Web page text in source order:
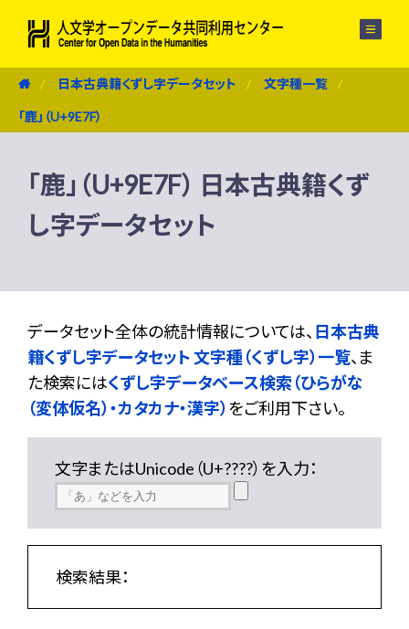
日本古典籍くずし字データセット 文字種一覧
「鹿」（U+9E7F）
「鹿」（U+9E7F） 日本古典籍くず
し字データセット
データセット全体の統計情報については、 日本古典
籍くずし字データセット 文字種（くずし字）一覧、ま
た検索にはくずし字データベース検索（ひらがな
（変体仮名）・カタカナ・漢字） をご利用下さい。
文字またはUnicode（U+????）を入力：
検索結果：